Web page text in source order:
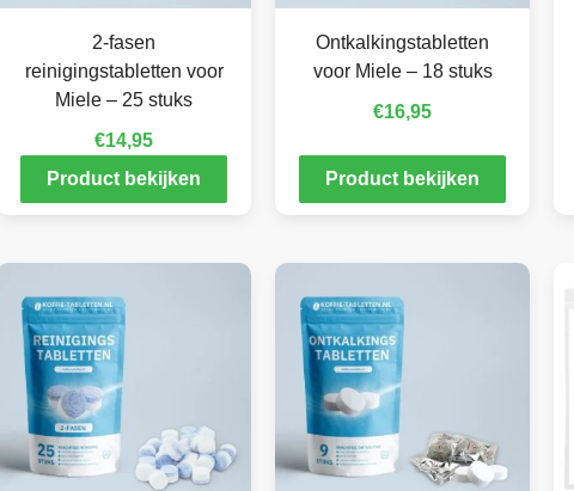
2-fasen
reinigingstabletten voor
Miele – 25 stuks
€14,95
Product bekijken
Ontkalkingstabletten
voor Miele – 18 stuks
€16,95
Product bekijken